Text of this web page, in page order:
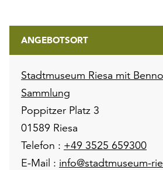
ANGEBOTSORT
Stadtmuseum Riesa mit
Sammlung
Poppitzer Platz 3
01589 Riesa
Telefon : +49 3525 659300
E-Mail : info@stadtmuseum-